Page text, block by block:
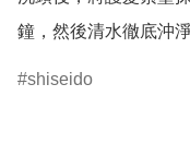
鐘，然後清水徹底沖淨
shiseido